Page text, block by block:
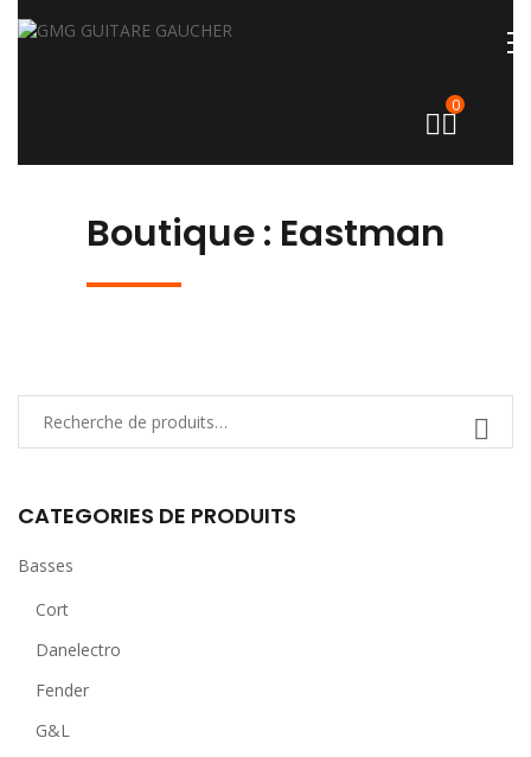
0
Boutique : Eastman
CATEGORIES DE PRODUITS
Basses
Cort
Danelectro
Fender
G&L